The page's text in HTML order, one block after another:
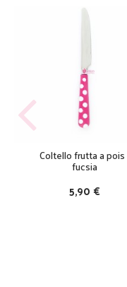
Coltello frutta a pois
fucsia
5,90 €